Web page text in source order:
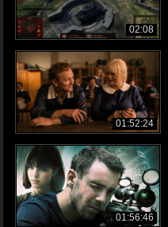
02:08
01:52:24
01:56:46